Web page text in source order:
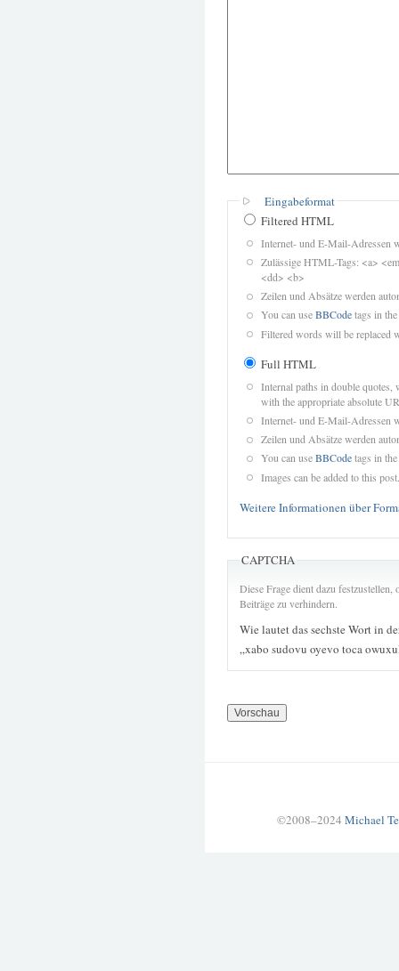
Eingabeformat
Filtered HTML
Internet- und E-Mail-Adressen
Zulässige HTML-Tags: <a>
<dd> <b>
Zeilen und Absätze werden
You can useBBCodetags in
Filtered words will be replaced
Full HTML
Internal paths in double quotes,
with the appropriate absolute
Internet- und E-Mail-Adressen
Zeilen und Absätze werden
You can useBBCodetags in
Images can be added to this post.
Weitere Informationen über
CAPTCHA
Diese Frage dient dazu
Beiträge zu verhindern.
Wie lautet das sechste Wort in
„xabo sudovu oyevo toca
©2008–2024 Michael